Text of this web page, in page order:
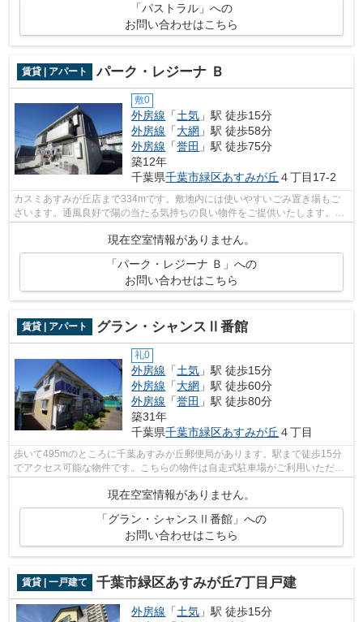
「パストラル」への
お問い合わせはこちら
賃貸 | アパート パーク・レジーナ Ｂ
敷0
外房線 「土気 」駅 徒歩15分
外房線 「大網 」駅 徒歩58分
外房線 「誉田 」駅 徒歩75分
築12年
千葉県千葉市緑区あすみが丘 ４丁目17-2
カスミあすみが丘店まで334mです。敷地内には使いやすいごみ置き場もご
ざいます。通風良好で陽の当たる気持ちの良い物件をご提供いたします。駅
まで徒歩15分に立地する物件です。千葉...
現在空室情報がありません。
「パーク・レジーナ Ｂ」への
お問い合わせはこちら
賃貸 | アパート グラン・シャンスⅡ番館
礼0
外房線 「土気 」駅 徒歩15分
外房線 「大網 」駅 徒歩60分
外房線 「誉田 」駅 徒歩80分
築31年
千葉県千葉市緑区あすみが丘 ４丁目
歩いて495mのところに千葉あすみが丘郵便局があります。駅まで徒歩15分
でアクセス可能な物件です。こちらの物件は自走式駐車場がご利用いただけ
現在空室情報がありません。
「グラン・シャンスⅡ番館」への
お問い合わせはこちら
賃貸 | 一戸建て 千葉市緑区あすみが丘7丁目戸建
外房線 「土気 」駅 徒歩15分